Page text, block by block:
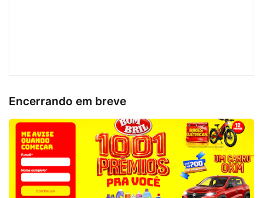
Encerrando em breve